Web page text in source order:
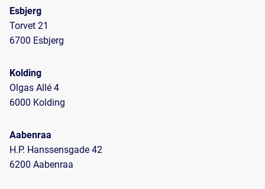
Esbjerg
Torvet 21
6700 Esbjerg
Kolding
Olgas Allé 4
6000 Kolding
Aabenraa
H.P. Hanssensgade 42
6200 Aabenraa